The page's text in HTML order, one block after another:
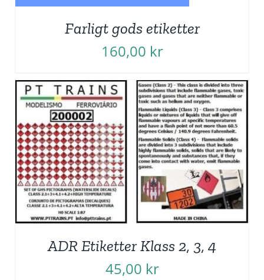
Farligt gods etiketter
160,00 kr
ADR Etiketter Klass 2, 3, 4
45,00 kr